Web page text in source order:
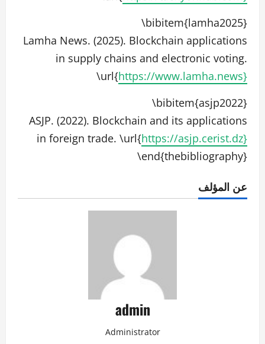
\bibitem{lamha2025}
Lamha News. (2025). Blockchain applications
in supply chains and electronic voting.
\url{https://www.lamha.news}
\bibitem{asjp2022}
ASJP. (2022). Blockchain and its applications
in foreign trade. \url{https://asjp.cerist.dz}
\end{thebibliography}
عن المؤلف
admin
Administrator